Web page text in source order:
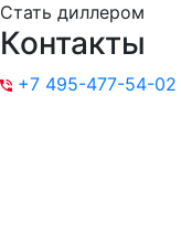
Стать диллером
Контакты
+7 495-477-54-02